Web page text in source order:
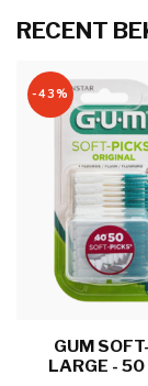
RECENT
-43%
GUM
LARGE -